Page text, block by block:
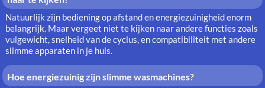
Natuurlijk zijn bediening op afstand en energiezuinigheid enorm
belangrijk. Maar vergeet niet te kijken naar andere functies zoals
vulgewicht, snelheid van de cyclus, en compatibiliteit met andere
slimme apparaten in je huis.
Hoe energiezuinig zijn slimme wasmachines?